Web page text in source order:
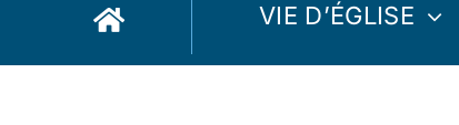
VIE D’ÉGLISE